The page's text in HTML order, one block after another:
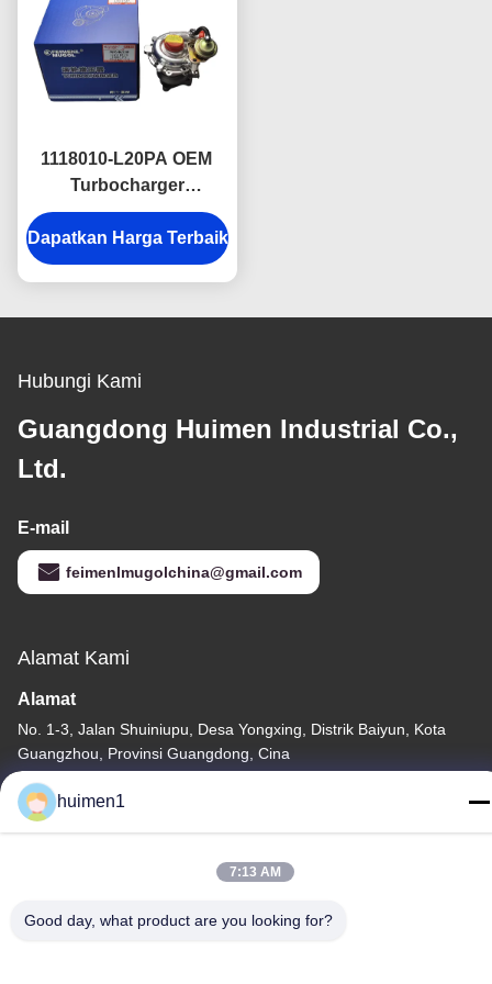
1118010-L20PA OEM
Turbocharger
Berkinerja Tinggi untuk
Mesin Diesel Isuzu 100P
& 600P China V
Dirancang untuk
Daya
Dapatkan Harga Terbaik
Hubungi Kami
Guangdong Huimen Industrial Co.,
Ltd.
E-mail
feimenlmugolchina@gmail.com
Alamat Kami
Alamat
No. 1-3, Jalan Shuiniupu, Desa Yongxing, Distrik Baiyun, Kota
Guangzhou, Provinsi Guangdong, Cina
Telp
86-18929562701
huimen1
7:13 AM
Good day, what product are you looking for?